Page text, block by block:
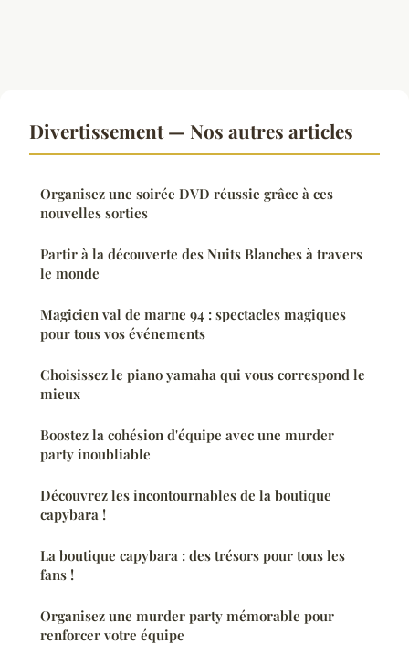
Divertissement — Nos autres articles
Organisez une soirée DVD réussie grâce à ces
nouvelles sorties
Partir à la découverte des Nuits Blanches à travers
le monde
Magicien val de marne 94 : spectacles magiques
pour tous vos événements
Choisissez le piano yamaha qui vous correspond le
mieux
Boostez la cohésion d'équipe avec une murder
party inoubliable
Découvrez les incontournables de la boutique
capybara !
La boutique capybara : des trésors pour tous les
fans !
Organisez une murder party mémorable pour
renforcer votre équipe